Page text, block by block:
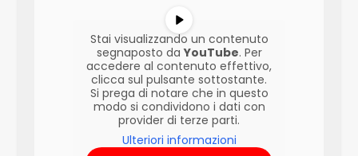
Stai visualizzando un contenuto
segnaposto daYouTube. Per
accedere al contenuto effettivo,
clicca sul pulsante sottostante.
Si prega di notare che in questo
modo si condividono i dati con
provider di terze parti.
Ulteriori informazioni